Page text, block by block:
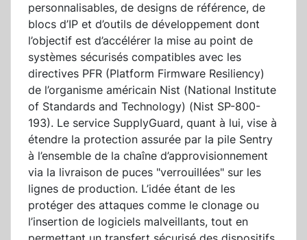
personnalisables, de designs de référence, de
blocs d’IP et d’outils de développement dont
l’objectif est d’accélérer la mise au point de
systèmes sécurisés compatibles avec les
directives PFR (Platform Firmware Resiliency)
de l’organisme américain Nist (National Institute
of Standards and Technology) (Nist SP-800-
193). Le service SupplyGuard, quant à lui, vise à
étendre la protection assurée par la pile Sentry
à l’ensemble de la chaîne d’approvisionnement
via la livraison de puces "verrouillées" sur les
lignes de production. L’idée étant de les
protéger des attaques comme le clonage ou
l’insertion de logiciels malveillants, tout en